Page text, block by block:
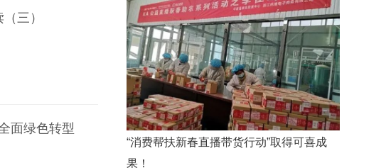
三）
面绿色转型
“消费帮扶新春直播带货行动”取得可喜成
果！